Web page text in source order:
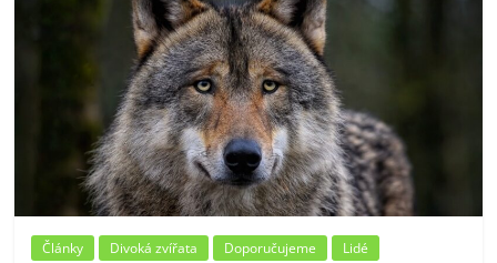
Články Divoká zvířata Doporučujeme Lidé